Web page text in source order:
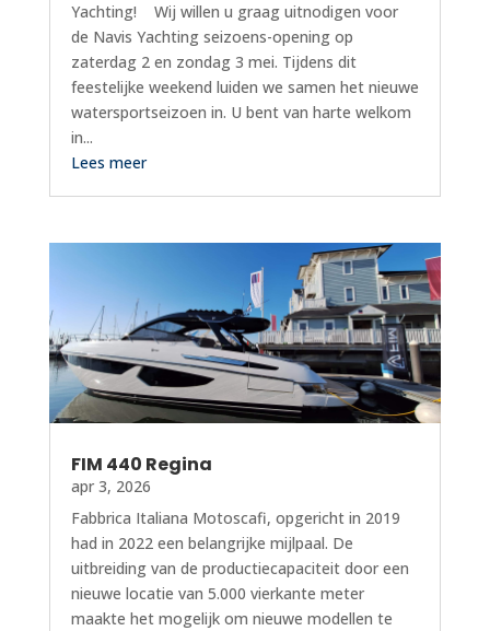
Yachting! Wij willen u graag uitnodigen voor
de Navis Yachting seizoens-opening op
zaterdag 2 en zondag 3 mei. Tijdens dit
feestelijke weekend luiden we samen het nieuwe
watersportseizoen in. U bent van harte welkom
in...
Lees meer
FIM 440 Regina
apr 3, 2026
Fabbrica Italiana Motoscafi, opgericht in 2019
had in 2022 een belangrijke mijlpaal. De
uitbreiding van de productiecapaciteit door een
nieuwe locatie van 5.000 vierkante meter
maakte het mogelijk om nieuwe modellen te